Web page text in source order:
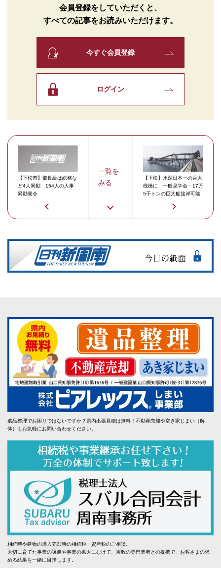
会員登録をしていただくと、
すべての記事をお読みいただけます。
今すぐ会員登録
ログイン
【下松市】部長級は総務な
ど4人異動 154人の人事
異動発令
一覧を
みる
【下松】水深日本一の巨大
桟橋に 一般見学会・17万
5千トンの巨大船接岸可能
遺品整理でお困りではないですか？県内出張見積は無料！不動産売却や空き家じまい（解
体）もお気軽にお問い合わせください。
相続時や建物の購入売却時の相続税・資産税のご相談。
大切に育てた事業の譲渡や事業の拡大にむけて、複数の専門業者との提携で、お客さまの求
める結果を一緒に目指します。